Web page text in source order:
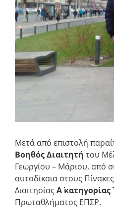
Μετά από επιστολή
Βοηθός Διαιτητή του
Γεωργίου – Μάριου, από
αυτοδίκαια στους
Διαιτησίας Α΄ κατηγορίας
Πρωταθλήματος ΕΠΣΡ.